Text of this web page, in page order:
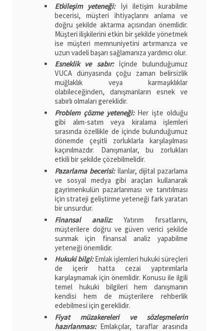
Etkileşim yeteneği:İyi iletişim kurabilme
becerisi, müşteri ihtiyaçlarını anlama ve
doğru şekilde aktarma açısından önemlidir.
Müşteri ilişkilerini etkin bir şekilde yönetmek
ise müşteri memnuniyetini artırmanıza ve
uzun vadeli başarı sağlamanıza yardımcı olur.
Esneklik ve sabır:İçinde bulunduğumuz
VUCA dünyasında çoğu zaman belirsizlik
muğlaklık veya karmaşıklıklar
olabileceğinden, danışmanların esnek ve
sabırlı olmaları gereklidir.
Problem çözme yeteneği:Her işte olduğu
gibi alım-satım veya kiralama işlemleri
sırasında özellikle de içinde bulunduğumuz
dönemde çeşitli zorluklarla karşılaşılması
kaçınılmazdır. Danışmanlar, bu zorlukları
etkili bir şekilde çözebilmelidir.
Pazarlama becerisi:İlanlar, dijital pazarlama
ve sosyal medya gibi araçları kullanarak
gayrimenkulün pazarlanması ve tanıtılması
için strateji geliştirme yeteneği fark yaratan
bir unsurdur.
Finansal analiz:Yatırım fırsatlarını,
müşterilere doğru ve güven verici şekilde
sunmak için finansal analiz yapabilme
yeteneği önemlidir.
Hukuki bilgi:Emlak işlemleri hukuki süreçleri
de içerir hatta cezai yaptırımlarla
karşılaşmamak için önemlidir. Konusu ile ilgili
temel hukuki bilgileri hem danışmanın
kendisi hem de müşterilere rehberlik
edebilmesi için gereklidir.
Fiyat müzakereleri ve sözleşmelerin
hazırlanması:Emlakçılar, taraflar arasında